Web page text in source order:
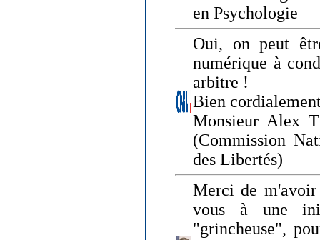
en Psychologie
Oui, on peut
numérique à
arbitre !
Bien
Monsieur Alex
(Commission
des Libertés)
Merci de
vous à une
"grincheuse",